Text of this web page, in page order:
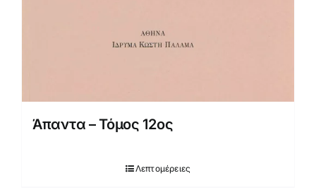
Άπαντα – Τόμος 12ος
Λεπτομέρειες